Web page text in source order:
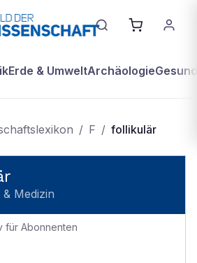
Erde & UmweltArchäologie
/ F / follikulär
Medizin
für Abonnenten